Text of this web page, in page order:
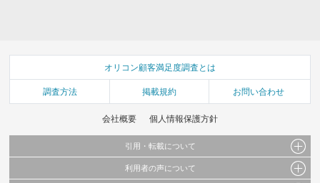
オリコン顧客満足度調査とは
調査方法 掲載規約 お問い合わせ
会社概要 個人情報保護方針
引用・転載について
当サイトで公開されている情報（文字、写真、イラスト、画像データ等）及びこれらの配
利用者の声について